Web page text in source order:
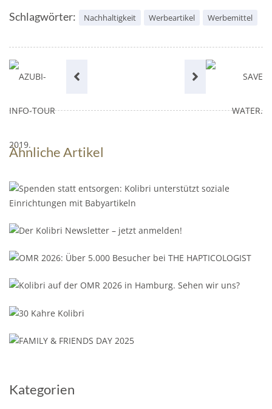
Schlagwörter: Nachhaltigkeit Werbeartikel Werbemittel
Ähnliche Artikel
Kategorien